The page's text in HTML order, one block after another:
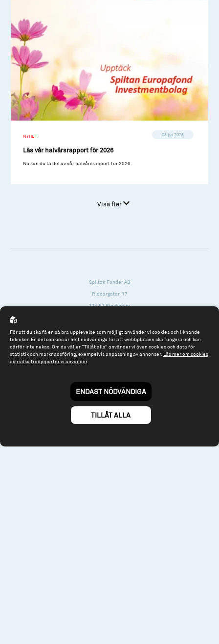
NYHET 08 jul 2026
Läs vår halvårsrapport för 2026
Nu kan du ta del av vår halvårsrapport för 2026.
Visa fler
Spiltan Fonder AB
Riddargatan 17
114 57 Stockholm
Tel: 08 - 545 813 40
fonder@spiltanfonder.se
Till spiltan.se
© 2026 - Spiltan Fonder AB
By Sphinxly
För att du ska få en så bra upplevelse som möjligt använder vi cookies och liknande
tekniker. En del cookies är helt nödvändiga för att webbplatsen ska fungera och kan
därför inte nekas. Om du väljer “Tillåt alla” använder vi även cookies och data för
statistik och marknadsföring, exempelvis anpassning av annonser. Läs mer om cookies
och vilka tredjeparter vi använder.
ENDAST NÖDVÄNDIGA
TILLÅT ALLA